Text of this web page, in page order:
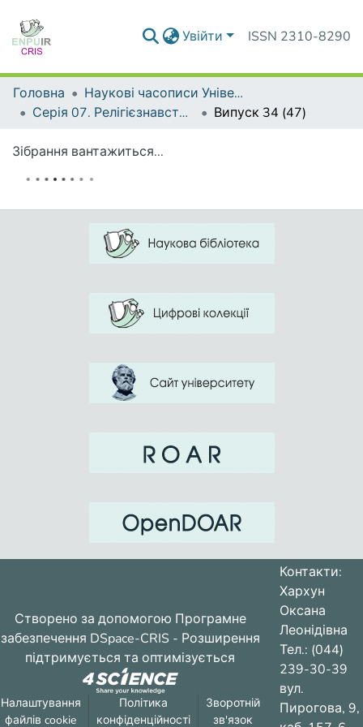
Увійти ISSN 2310-8290
Головна
Наукові часописи Університету
Серія 07. Релігієзнавство. Культурологія. Філософія
Випуск 34 (47)
Зібрання вантажиться...
Створено за допомогою Програмне
забезпечення DSpace-CRIS - Розширення
підтримується та оптимізується
Налаштування
файлів cookie
Політика
конфіденційності
Зворотній
зв'язок
Контакти:
Хархун
Оксана
Леонідівна
Тел.: (044)
239-30-39
вул.
Пирогова, 9,